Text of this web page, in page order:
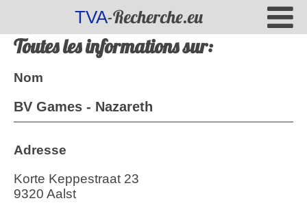
TVA-Recherche.eu
Toutes les informations sur:
Nom
BV Games - Nazareth
Adresse
Korte Keppestraat 23
9320 Aalst